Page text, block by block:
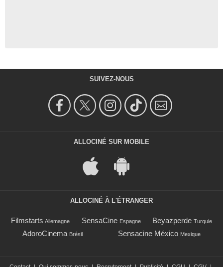
SUIVEZ-NOUS
ALLOCINÉ SUR MOBILE
ALLOCINÉ À L'ÉTRANGER
Filmstarts Allemagne SensaCine Espagne Beyazperde Turquie
AdoroCinema Brésil Sensacine México Mexique